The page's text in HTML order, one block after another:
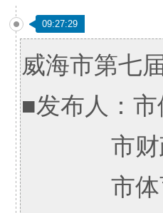
09:27:29
威海市第七
■发布人：
市财政局
市体育局